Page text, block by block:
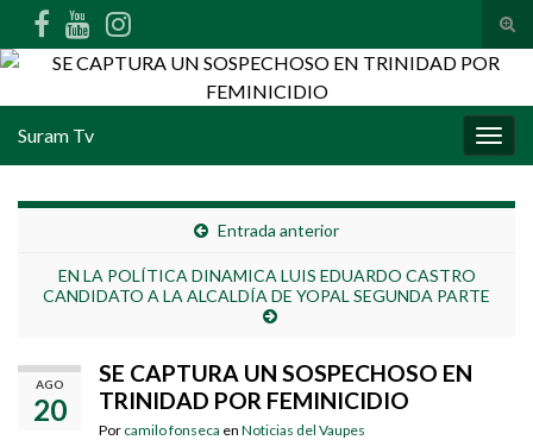
Search for:
Suram Tv
Entrada anterior
EN LA POLÍTICA DINAMICA LUIS EDUARDO CASTRO
CANDIDATO A LA ALCALDÍA DE YOPAL SEGUNDA PARTE
AGO
20
SE CAPTURA UN SOSPECHOSO EN
TRINIDAD POR FEMINICIDIO
Por camilo fonseca en Noticias del Vaupes